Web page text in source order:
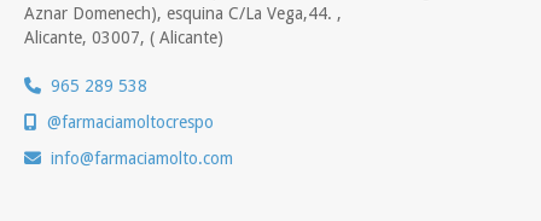
Aznar Domenech), esquina C/La Vega,44. ,
Alicante, 03007, ( Alicante)
965 289 538
@farmaciamoltocrespo
info
farmaciamolto.com